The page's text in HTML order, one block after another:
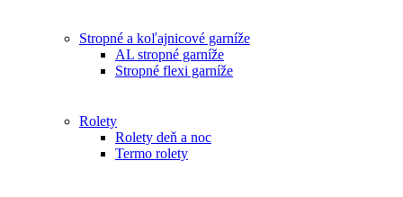
Stropné a koľajnicové garníže
AL stropné garníže
Stropné flexi garníže
Rolety
Rolety deň a noc
Termo rolety